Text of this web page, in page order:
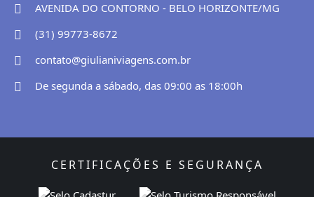
AVENIDA DO CONTORNO - BELO HORIZONTE/MG
(31) 99773-8672
contato@giulianiviagens.com.br
De segunda a sábado, das 09:00 as 18:00h
CERTIFICAÇÕES E SEGURANÇA